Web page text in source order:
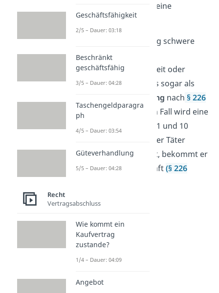
nicht möglich, alternativ eine
Geldstrafe zu zahlen.
Falls die Körperverletzung schwere
Schäden verursacht, also
beispielsweise für Blindheit oder
Lähmung sorgt, zählt das sogar als
schwere Körperverletzung nach § 226
Absatz 1 StGB.
In diesem Fall wird eine
Freiheitsstrafe zwischen 1 und 10
Jahren verhängt. Wenn der Täter
absichtlich gehandelt hat, bekommt er
mindestens drei Jahre Haft(§ 226
Geschäftsfähigkeit
2/5 – Dauer: 03:18
Beschränkt
geschäftsfähig
3/5 – Dauer: 04:28
Taschengeldparagra
ph
4/5 – Dauer: 03:54
Güteverhandlung
5/5 – Dauer: 04:28
Recht
Vertragsabschluss
Wie kommt ein
Kaufvertrag
zustande?
1/4 – Dauer: 04:09
Angebot